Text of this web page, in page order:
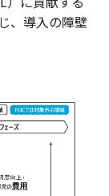
、導入の障壁